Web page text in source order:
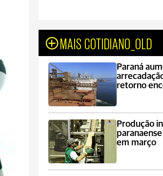
MAIS COTIDIANO_OLD
Paraná
retorno
Produção
em março